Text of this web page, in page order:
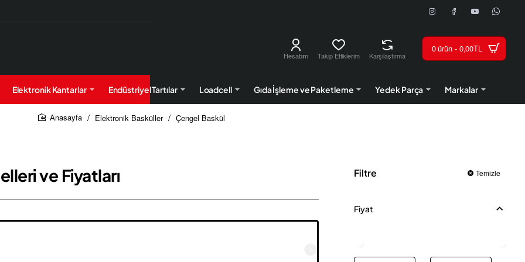
Hesabım Takip Ettiklerim Karşılaştırma
0 ürün - 0,00TL
Elektronik Kantarlar Endüstriyel Tartılar Loadcell Gıda İşleme ve Paketleme Yedek Parça Markalar
home
Elektronik Basküller Çengel Baskül
ve Fiyatları Filtre Temizle
Fiyat